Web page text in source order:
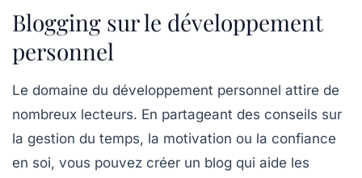
Blogging sur le développement
personnel
Le domaine du développement personnel attire de
nombreux lecteurs. En partageant des conseils sur
la gestion du temps, la motivation ou la confiance
en soi, vous pouvez créer un blog qui aide les